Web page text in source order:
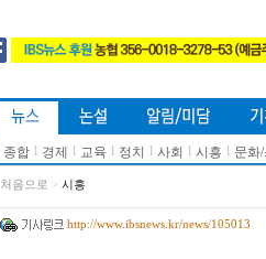
종합 l 경제 l 교육 l 정치 l 사회 l 시흥 l 문화
처음으로 >시흥
http://www.ibsnews.kr/news/105013